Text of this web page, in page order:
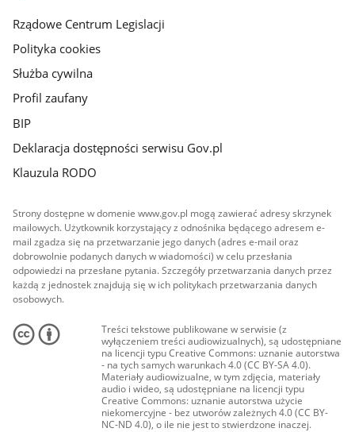
Rządowe Centrum Legislacji
Polityka cookies
Służba cywilna
Profil zaufany
BIP
Deklaracja dostępności serwisu Gov.pl
Klauzula RODO
Strony dostępne w domenie www.gov.pl mogą zawierać adresy skrzynek
mailowych. Użytkownik korzystający z odnośnika będącego adresem e-
mail zgadza się na przetwarzanie jego danych (adres e-mail oraz
dobrowolnie podanych danych w wiadomości) w celu przesłania
odpowiedzi na przesłane pytania. Szczegóły przetwarzania danych przez
każdą z jednostek znajdują się w ich politykach przetwarzania danych
osobowych.
Treści tekstowe publikowane w serwisie (z
wyłączeniem treści audiowizualnych), są udostępniane
na licencji typu Creative Commons: uznanie autorstwa
- na tych samych warunkach 4.0 (CC BY-SA 4.0).
Materiały audiowizualne, w tym zdjęcia, materiały
audio i wideo, są udostępniane na licencji typu
Creative Commons: uznanie autorstwa użycie
niekomercyjne - bez utworów zależnych 4.0 (CC BY-
NC-ND 4.0), o ile nie jest to stwierdzone inaczej.